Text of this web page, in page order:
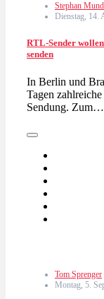
Stephan
Dienstag, 14.
RTL-Sender
senden
In Berlin und
Tagen
Sendung. Zum…
Tom Sprenger
Montag, 5.